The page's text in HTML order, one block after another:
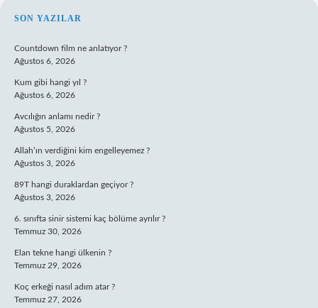
SIDEBAR
SON YAZILAR
Countdown film ne anlatıyor ?
Ağustos 6, 2026
Kum gibi hangi yıl ?
Ağustos 6, 2026
Avcılığın anlamı nedir ?
Ağustos 5, 2026
Allah’ın verdiğini kim engelleyemez ?
Ağustos 3, 2026
89T hangi duraklardan geçiyor ?
Ağustos 3, 2026
6. sınıfta sinir sistemi kaç bölüme ayrılır ?
Temmuz 30, 2026
Elan tekne hangi ülkenin ?
Temmuz 29, 2026
Koç erkeği nasıl adım atar ?
Temmuz 27, 2026